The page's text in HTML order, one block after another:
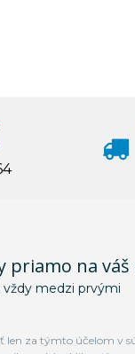
priamo na váš
medzi prvými
len za týmto účelom